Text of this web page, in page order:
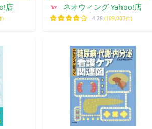
店
)
ネオウィング Yahoo!店
4.28 (109,007件)